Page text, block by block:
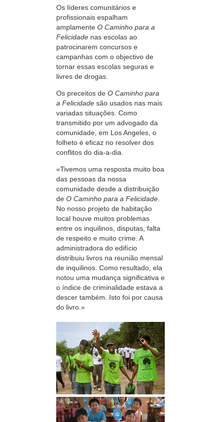
Os líderes comunitários e
profissionais espalham
amplamente O Caminho para a
Felicidade nas escolas ao
patrocinarem concursos e
campanhas com o objectivo de
tornar essas escolas seguras e
livres de drogas.
Os preceitos de O Caminho para
a Felicidade são usados nas mais
variadas situações. Como
transmitido por um advogado da
comunidade, em Los Angeles, o
folheto é eficaz no resolver dos
conflitos do dia-a-dia.
«Tivemos uma resposta muito boa
das pessoas da nossa
comunidade desde a distribuição
de O Caminho para a Felicidade.
No nosso projeto de habitação
local houve muitos problemas
entre os inquilinos, disputas, falta
de respeito e muito crime. A
administradora do edifício
distribuiu livros na reunião mensal
de inquilinos. Como resultado, ela
notou uma mudança significativa e
o índice de criminalidade estava a
descer também. Isto foi por causa
do livro.»